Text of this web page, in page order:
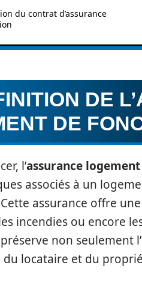
du contrat d’assurance
DE
DE
l’assurance
associés à un
assurance offre
incendies ou encore
non seulement
du locataire et du